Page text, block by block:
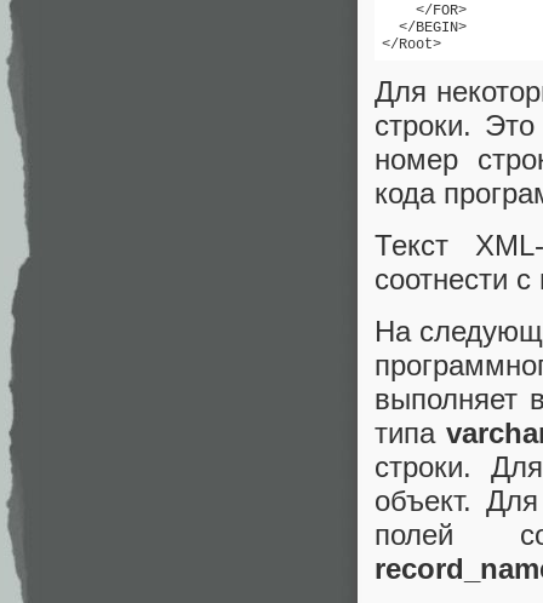
    </FOR>
  </BEGIN>
Для
строки.
номер
кода
Текст
соотнести
На
выполняет
типа
строки.
объект.
полей